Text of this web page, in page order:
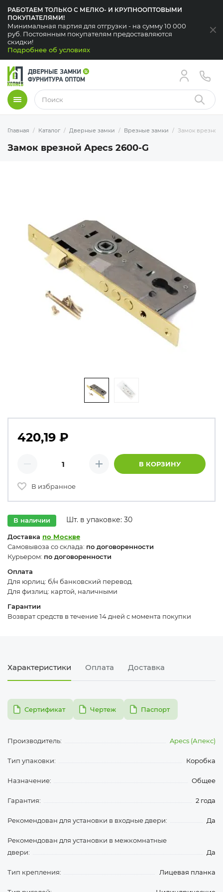
РАБОТАЕМ ТОЛЬКО С МЕЛКО- И КРУПНООПТОВЫМИ
ПОКУПАТЕЛЯМИ!
Минимальная партия для отгрузки - на сумму 10 000
руб. Постоянным покупателям предоставляются
скидки!
Подробнее об условиях
Меню Найти
Главная Каталог Дверные замки Врезные замки Замок врезной
Замок врезной Apecs 2600-G
420,19 ₽
Плюс В КОРЗИНУ
В избранное
В наличии Шт. в упаковке: 30
Доставка по Москве
Самовывоза со склада: по договоренности
Курьером: по договоренности
Оплата
Для юрлиц: б/н банковский перевод.
Для физлиц: картой, наличными
Гарантии
Возврат средств в течение 14 дней с момента покупки
Характеристики Оплата Доставка
pdfСертификат pdfЧертеж pdfПаспорт
Производитель: Apecs (Апекс)
Тип упаковки: Коробка
Назначение: Общее
Гарантия: 2 года
Рекомендован для установки в входные двери: Да
Рекомендован для установки в межкомнатные
двери:
Да
Тип крепления: Лицевая планка